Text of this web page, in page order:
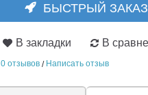
БЫСТРЫЙ ЗАКАЗ
В закладки В
0 отзывов / Написать отзыв